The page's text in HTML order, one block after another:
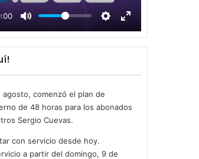
l
a
y
agosto, comenzó el plan de
de 48 horas para los abonados
Sergio Cuevas.
con servicio desde hoy.
a partir del domingo, 9 de